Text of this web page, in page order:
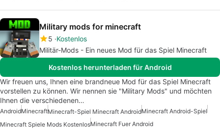
Military mods for minecraft
5 Kostenlos
Militär-Mods - Ein neues Mod für das Spiel Minecraft
Kostenlos herunterladen für Android
Wir freuen uns, Ihnen eine brandneue Mod für das Spiel Minecraft
vorstellen zu können. Wir nennen sie "Military Mods" und möchten
Ihnen die verschiedenen…
AndroidMinecraftMinecraft-Spiel Minecraft AndroidMinecraft Android-Spiel
Minecraft Spiele Mods KostenlosMinecraft Fuer Android